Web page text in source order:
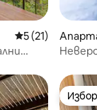
Средна
5 (21)
a